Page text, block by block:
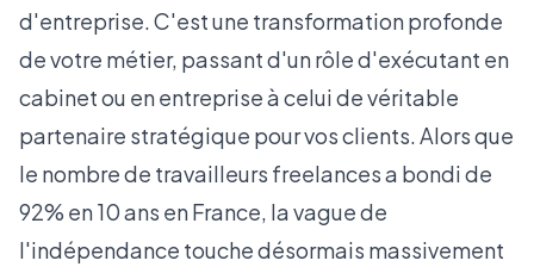
d'entreprise. C'est une transformation profonde
de votre métier, passant d'un rôle d'exécutant en
cabinet ou en entreprise à celui de véritable
partenaire stratégique pour vos clients. Alors que
le nombre de travailleurs freelances a bondi de
92% en 10 ans en France, la vague de
l'indépendance touche désormais massivement